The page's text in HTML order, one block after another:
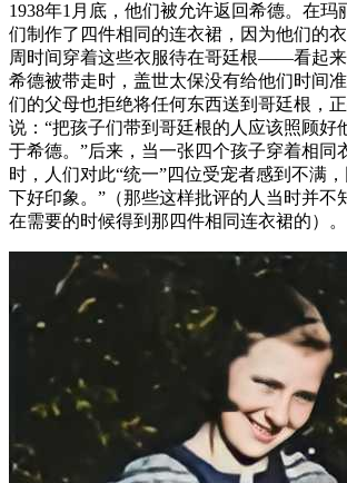
1938年1月底，他们被允许返回希德。在玛
们制作了四件相同的连衣裙，因为他们的
周时间穿着这些衣服待在哥廷根——看起
希德被带走时，盖世太保没有给他们时间
们的父母也拒绝将任何东西送到哥廷根，
说：“把孩子们带到哥廷根的人应该照顾好
于希德。”后来，当一张四个孩子穿着相同
时，人们对此“统一”四位受宠者感到不满
下好印象。”（那些这样批评的人当时并不
在需要的时候得到那四件相同连衣裙的）。